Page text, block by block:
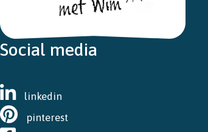
Social media
linkedin
pinterest